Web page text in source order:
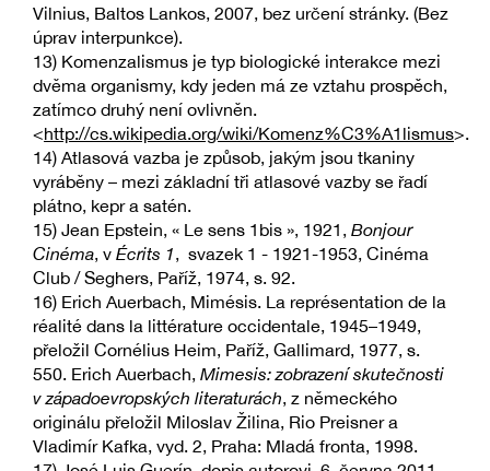
Vilnius, Baltos Lankos, 2007, bez určení stránky. (Bez
úprav interpunkce).
13) Komenzalismus je typ biologické interakce mezi
dvěma organismy, kdy jeden má ze vztahu prospěch,
zatímco druhý není ovlivněn.
<http://cs.wikipedia.org/wiki/Komenz%C3%A1lismus>.
14) Atlasová vazba je způsob, jakým jsou tkaniny
vyráběny – mezi základní tři atlasové vazby se řadí
plátno, kepr a satén.
15) Jean Epstein, « Le sens 1bis », 1921, Bonjour
Cinéma, v Écrits 1, svazek 1 - 1921-1953, Cinéma
Club / Seghers, Paříž, 1974, s. 92.
16) Erich Auerbach, Mimésis. La représentation de la
réalité dans la littérature occidentale, 1945–1949,
přeložil Cornélius Heim, Paříž, Gallimard, 1977, s.
550. Erich Auerbach, Mimesis: zobrazení skutečnosti
v západoevropských literaturách, z německého
originálu přeložil Miloslav Žilina, Rio Preisner a
Vladimír Kafka, vyd. 2, Praha: Mladá fronta, 1998.